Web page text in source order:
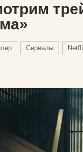
Сериалы